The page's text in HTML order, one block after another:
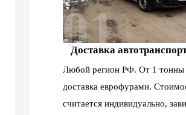
01
Доставка
Любой регион РФ. От 1 тонны
доставка еврофурами.
считается индивидуально,